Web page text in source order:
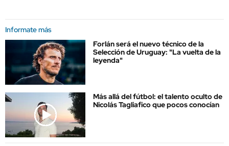
Informate más
Forlán será el nuevo técnico de la
Selección de Uruguay: "La vuelta de la
leyenda"
Más allá del fútbol: el talento oculto de
Nicolás Tagliafico que pocos conocían